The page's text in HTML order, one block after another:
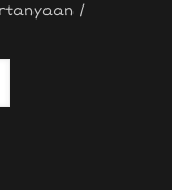
/